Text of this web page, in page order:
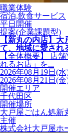
職業体験
宿泊,飲食サービス
平日開催
提案(企業課題型)
【新丸の内店】
て、地域に愛さ
【全体概要】 店
れるお店」を...
2026年08月19日(水
2026年08月21日(金
開催エリア
千代田区
開催場所
大戸屋ごはん処新
主催
株式会社大戸屋ホ